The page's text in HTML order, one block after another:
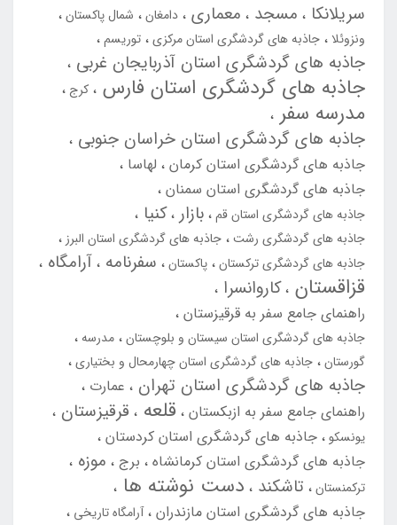
سریلانکا مسجد معماری دامغان
شمال پاکستان
ونزوئلا
جاذبه های گردشگری استان مرکزی توریسم
جاذبه های گردشگری استان آذربایجان غربی
جاذبه های گردشگری استان فارس کرج
مدرسه سفر
جاذبه های گردشگری استان خراسان جنوبی
جاذبه های گردشگری استان کرمان لهاسا
جاذبه های گردشگری استان سمنان
جاذبه های گردشگری استان قم بازار کنیا
جاذبه های گردشگری رشت جاذبه های گردشگری استان البرز
جاذبه های گردشگری ترکستان پاکستان سفرنامه آرامگاه
قزاقستان کاروانسرا
راهنمای جامع سفر به قرقیزستان
جاذبه های گردشگری استان سیستان و بلوچستان مدرسه
گورستان جاذبه های گردشگری استان چهارمحال و بختیاری
جاذبه های گردشگری استان تهران
عمارت
راهنمای جامع سفر به ازبکستان قلعه قرقیزستان
یونسکو جاذبه های گردشگری استان کردستان
جاذبه های گردشگری استان کرمانشاه برج موزه
ترکمنستان تاشکند دست نوشته ها
جاذبه های گردشگری استان مازندران آرامگاه تاریخی